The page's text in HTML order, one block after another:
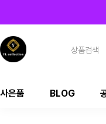
사은품 BLOG